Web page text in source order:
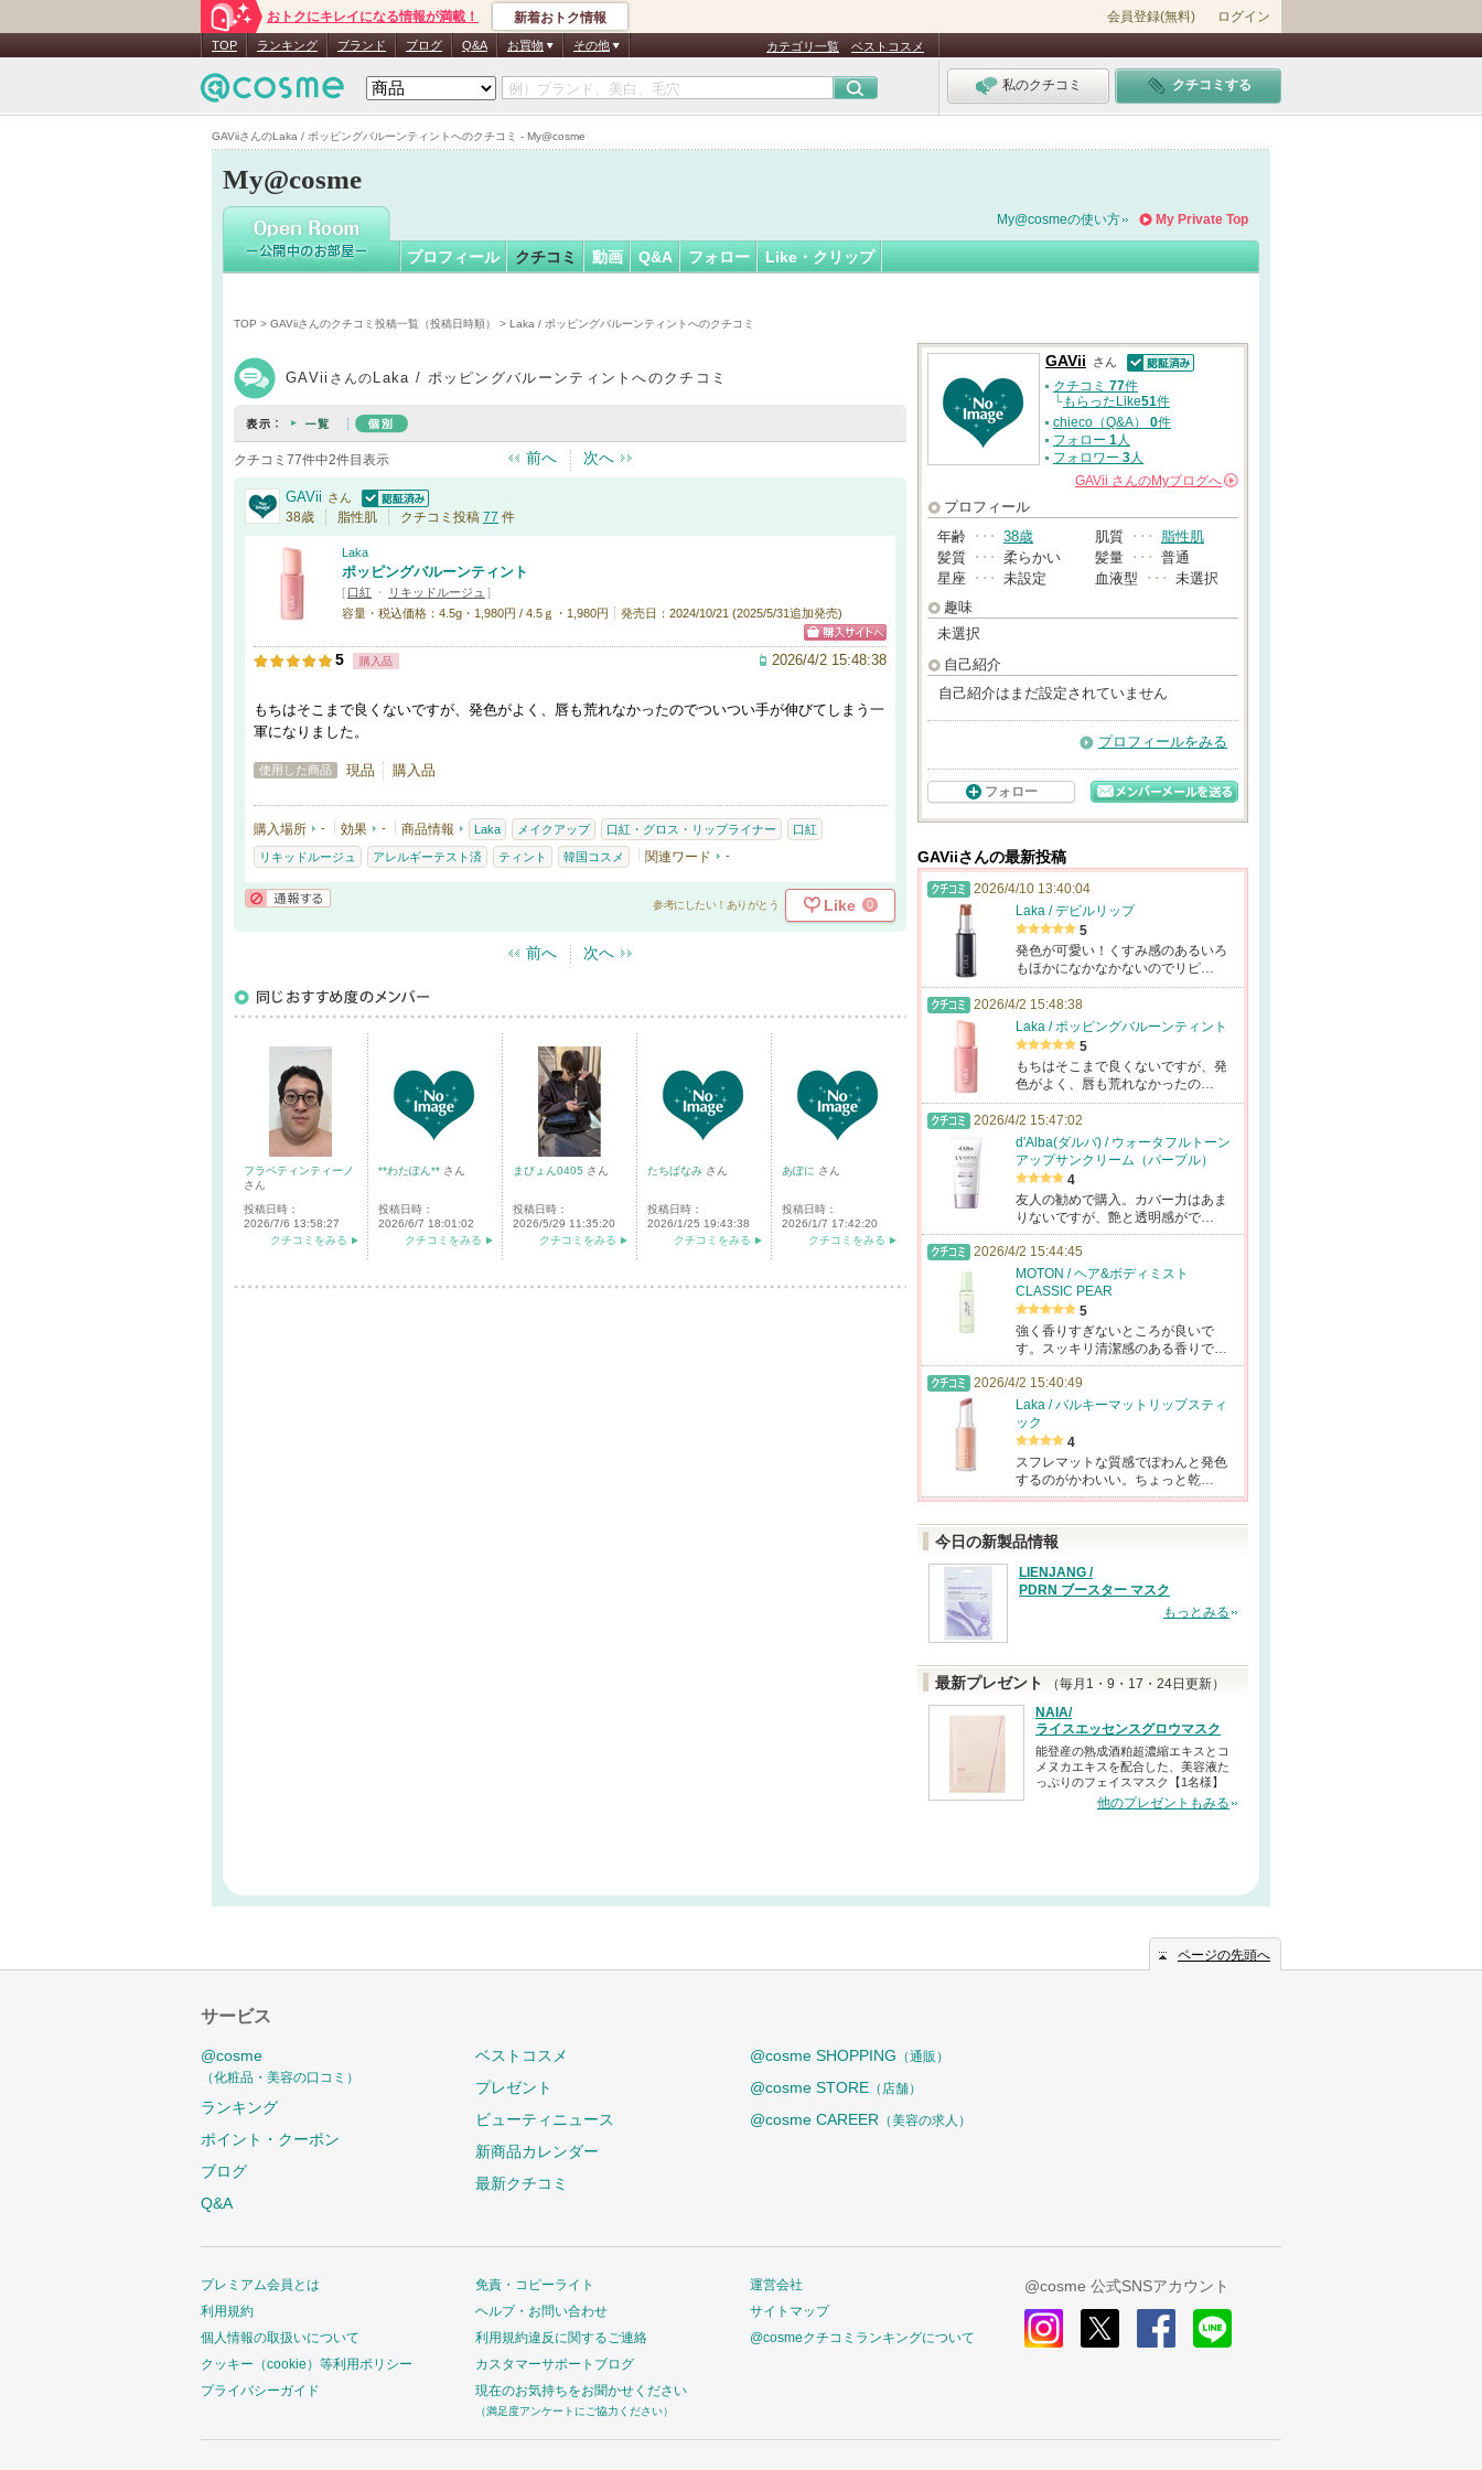
GAViiさんのLaka / ポッピングバルーンティントへのクチコミ - My@cosme
おトクにキレイになる情報が満載！ 新着おトク情報 会員登録(無料) ログイン
TOP ランキング ブランド ブログ Q&A お買物 その他 カテゴリ一覧 ベストコスメ
私のクチコミ クチコミする
My@cosme
GAViiさん
認
証
My Private Top
My@cosmeの使い方
プロフィール クチコミ 動画 Q&A フォロー Like・クリップ
TOP > GAViiさんのクチコミ投稿一覧（投稿日時順） > Laka / ポッピングバルーンティントへのクチコミ
GAVii さんの Laka / ポッピングバルーンティントへのクチコミ
クチコミ77件中2件目表示 前へ 次へ
GAVii さん
認証済
38歳 脂性肌 クチコミ投稿 77 件
Laka
ポッピングバルーンティント
[ 口紅 ・ リキッドルージュ ]
容量・税込価格：4.5g・1,980円 / 4.5ｇ・1,980円
発売日：2024/10/21 (2025/5/31追加発売)
5 購入品 2026/4/2 15:48:38
もちはそこまで良くないですが、発色がよく、唇も荒れなかったのでついつい手が伸びてしまう一
軍になりました。
使用した商品 現品 購入品
購入場所 - 効果 - 商品情報 Laka メイクアップ 口紅・グロス・リップライナー 口紅
リキッドルージュ アレルギーテスト済 ティント 韓国コスメ 関連ワード -
参考にしたい！ありがとう Like 0
前へ 次へ
フラペティンティーノ
さん
投稿日時：
2026/7/6 13:58:27
クチコミをみる
**わたぽん** さん
投稿日時：
2026/6/7 18:01:02
クチコミをみる
まぴょん0405 さん
投稿日時：
2026/5/29 11:35:20
クチコミをみる
たちばなみ さん
投稿日時：
2026/1/25 19:43:38
クチコミをみる
あぽに さん
投稿日時：
2026/1/7 17:42:20
クチコミをみる
GAVii
さん
認証済
クチコミ 77件
└もらったLike51件
chieco（Q&A） 0件
フォロー 1人
フォロワー 3人
GAVii さんのMyブログへ
プロフィール
年齢 ･･･ 38歳 肌質 ･･･
脂性肌
髪質 ･･･ 柔らかい 髪量 ･･･ 普通
星座 ･･･ 未設定 血液型 ･･･ 未選択
趣味
未選択
自己紹介
自己紹介はまだ設定されていません
プロフィールをみる
フォロー
GAViiさんの最新投稿
2026/4/10 13:40:04
Laka / デビルリップ
5
発色が可愛い！くすみ感のあるいろ
もほかになかなかないのでリピ…
2026/4/2 15:48:38
Laka / ポッピングバルーンティント
5
もちはそこまで良くないですが、発
色がよく、唇も荒れなかったの…
2026/4/2 15:47:02
d'Alba(ダルバ) / ウォータフルトーン
アップサンクリーム（パープル）
4
友人の勧めで購入。カバー力はあま
りないですが、艶と透明感がで…
2026/4/2 15:44:45
MOTON / ヘア&ボディミスト
CLASSIC PEAR
5
強く香りすぎないところが良いで
す。スッキリ清潔感のある香りで…
2026/4/2 15:40:49
Laka / バルキーマットリップスティ
ック
4
スフレマットな質感でぽわんと発色
するのがかわいい。ちょっと乾…
今日の新製品情報
LIENJANG /
PDRN ブースター マスク
もっとみる
最新プレゼント
（毎月1・9・17・24日更新）
NAIA/
ライスエッセンスグロウマスク
能登産の熟成酒粕超濃縮エキスとコ
メヌカエキスを配合した、美容液た
っぷりのフェイスマスク【1名様】
他のプレゼントもみる
ページの先頭へ
サービス
@cosme
（化粧品・美容の口コミ）
ランキング
ポイント・クーポン
ブログ
Q&A
ベストコスメ
プレゼント
ビューティニュース
新商品カレンダー
最新クチコミ
@cosme SHOPPING （通販）
@cosme STORE （店舗）
@cosme CAREER （美容の求人）
プレミアム会員とは
利用規約
個人情報の取扱いについて
クッキー（cookie）等利用ポリシー
プライバシーガイド
免責・コピーライト
ヘルプ・お問い合わせ
利用規約違反に関するご連絡
カスタマーサポートブログ
現在のお気持ちをお聞かせください
（満足度アンケートにご協力ください）
運営会社
サイトマップ
@cosmeクチコミランキングについて
@cosme 公式SNSアカウント